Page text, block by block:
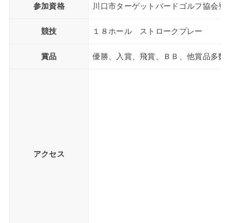
参加資格 川口市ターゲットバードゴルフ協会登
競技 １８ホール ストロークプレー
賞品 優勝、入賞、飛賞、ＢＢ、他賞品多数
アクセス